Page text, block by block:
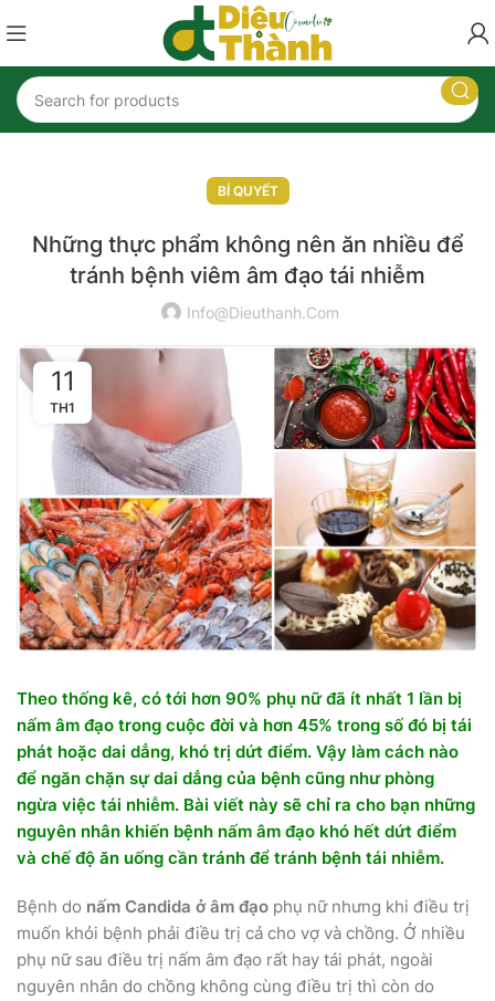
BÍ QUYẾT
Những thực phẩm không nên ăn nhiều để
tránh bệnh viêm âm đạo tái nhiễm
Info@dieuthanh.com
11
TH1
Theo thống kê, có tới hơn 90% phụ nữ đã ít nhất 1 lần bị
nấm âm đạo trong cuộc đời và hơn 45% trong số đó bị tái
phát hoặc dai dẳng, khó trị dứt điểm. Vậy làm cách nào
để ngăn chặn sự dai dẳng của bệnh cũng như phòng
ngừa việc tái nhiễm. Bài viết này sẽ chỉ ra cho bạn những
nguyên nhân khiến bệnh nấm âm đạo khó hết dứt điểm
và chế độ ăn uống cần tránh để tránh bệnh tái nhiễm.
Bệnh do nấm Candida ở âm đạo phụ nữ nhưng khi điều trị
muốn khỏi bệnh phải điều trị cả cho vợ và chồng. Ở nhiều
phụ nữ sau điều trị nấm âm đạo rất hay tái phát, ngoài
nguyên nhân do chồng không cùng điều trị thì còn do
Mua 5 tặng 1 khi mua sản phẩm Kem trị chàm vảy nến – Lozivate MF
nhận ngay ưu đãi🎉